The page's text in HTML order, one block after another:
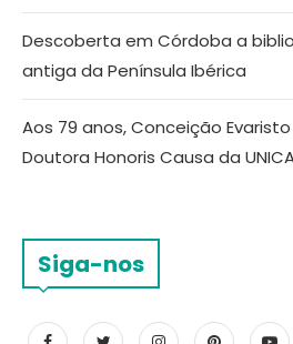
Descoberta em Córdoba a
antiga da Península Ibérica
Aos 79 anos, Conceição
Doutora Honoris Causa da
Siga-nos